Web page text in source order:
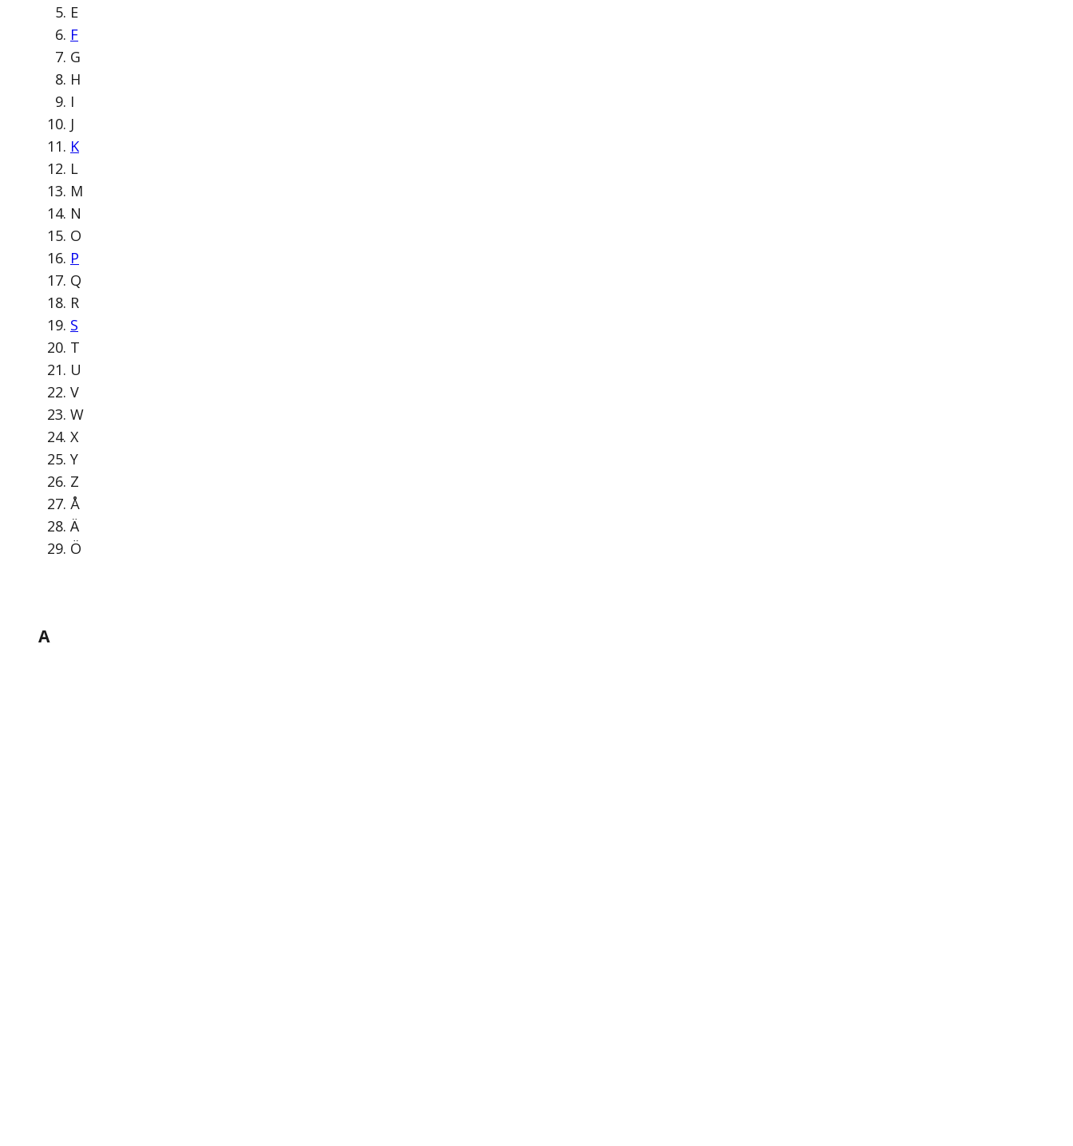
E
F
G
H
I
J
K
L
M
N
O
P
Q
R
S
T
U
V
W
X
Y
Z
Å
Ä
Ö
A